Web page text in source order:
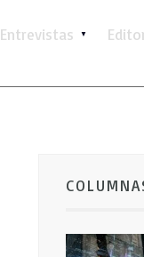
Entrevistas